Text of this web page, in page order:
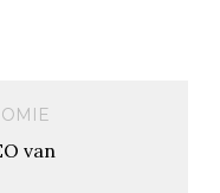
van